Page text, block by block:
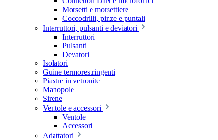
Morsetti e morsettiere
Coccodrilli, pinze e puntali
Interruttori, pulsanti e deviatori
Interruttori
Pulsanti
Devatori
Isolatori
Guine termorestringenti
Piastre in vetronite
Manopole
Sirene
Ventole e accessori
Ventole
Accessori
Adattatori